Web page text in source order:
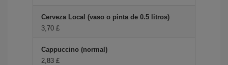
Cerveza Local (vaso o pinta de 0.5 litros)
3,70 £
Cappuccino (normal)
2,83 £